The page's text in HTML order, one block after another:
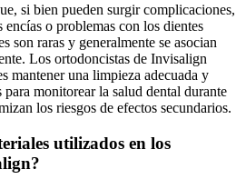
si bien pueden surgir complicaciones,
o problemas con los dientes
son raras y generalmente se asocian
Los ortodoncistas de Invisalign
mantener una limpieza adecuada y
para monitorear la salud dental durante
los riesgos de efectos secundarios.
utilizados en los